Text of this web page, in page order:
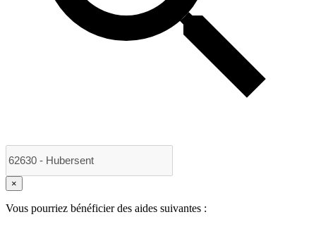
×
Vous pourriez bénéficier des aides suivantes :